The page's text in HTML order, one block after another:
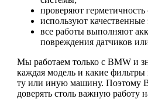
проверяют
используют
все работы выполняют
повреждения датчиков
Мы работаем только с BMW и
каждая модель и какие
ту или иную машину. Поэтому
доверять столь важную работу